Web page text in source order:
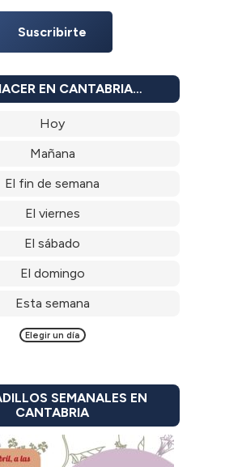
Suscribirte
EN CANTABRIA…
Hoy
Mañana
El fin de semana
El viernes
El sábado
El domingo
Esta semana
Elegir un día
SEMANALES EN
CANTABRIA